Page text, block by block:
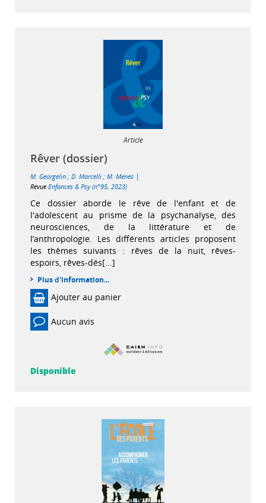
Article
Rêver (dossier)
M. Georgelin ; D. Marcelli ; M. Menès |
Revue Enfances & Psy (n°95, 2023)
Ce dossier aborde le rêve de l'enfant et de
l'adolescent au prisme de la psychanalyse, des
neurosciences, de la littérature et de
l’anthropologie. Les différents articles proposent
les thèmes suivants : rêves de la nuit, rêves-
espoirs, rêves-dés[...]
Plus d'information...
Ajouter au panier
Aucun avis
Disponible